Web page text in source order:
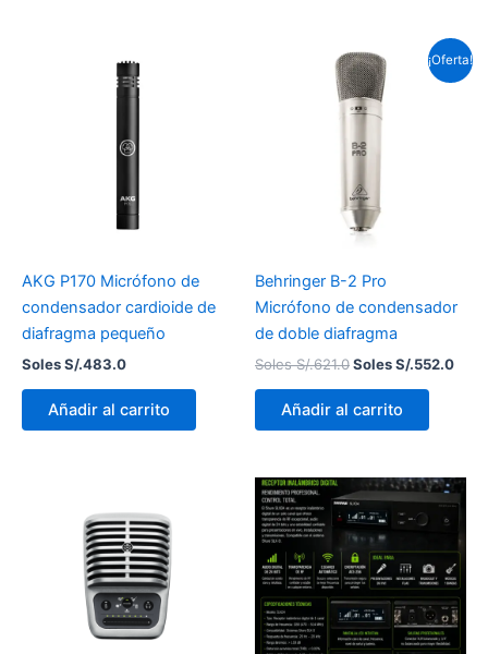
AKG P170 Micrófono de
condensador cardioide de
diafragma pequeño
Soles S/.483.0
Añadir al carrito
¡Oferta!
Behringer B-2 Pro
Micrófono de condensador
de doble diafragma
Soles S/.621.0
El
precio
original
era:
S/.621.0.
Soles S/.552.0
El
Añadir al carrito